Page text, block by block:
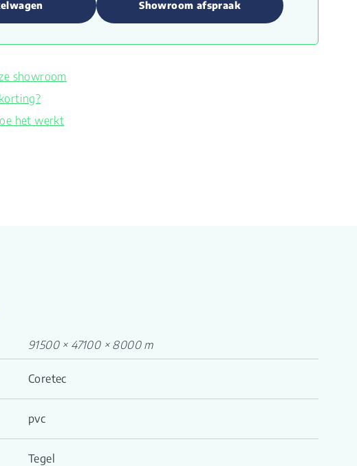
Showroom afspraak
showroom
het werkt
91500 × 47100 × 8000 m
Coretec
pvc
Tegel